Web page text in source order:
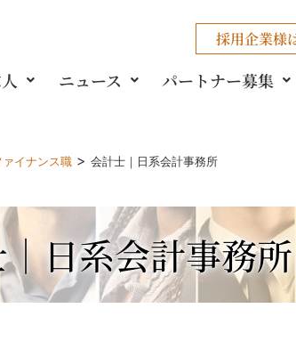
採用企業様
ニュース パートナー募集
イナンス職 > 会計士｜日系会計事務所
日系会計事務所